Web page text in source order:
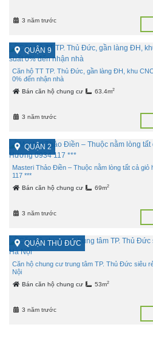
3 năm trước
QUẬN 9
Căn hộ TT TP. Thủ Đức, gần làng ĐH, khu
0% đến nhận nhà
Bán căn hộ chung cư 63.4m2
3 năm trước
QUẬN 2
Masteri Thảo Điền – Thuộc nằm lòng tất cả
117 ***
Bán căn hộ chung cư 69m2
3 năm trước
QUẬN THỦ ĐỨC
Căn hộ chung cư trung tâm TP. Thủ Đức siêu
Nội
Bán căn hộ chung cư 53m2
3 năm trước